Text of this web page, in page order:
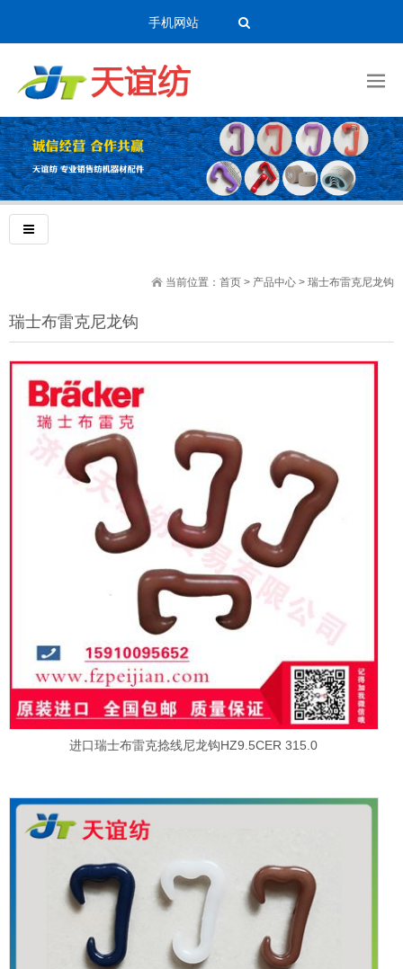
手机网站
当前位置： 首页 > 产品中心 > 瑞士布雷克尼龙钩
瑞士布雷克尼龙钩
进口瑞士布雷克捻线尼龙钩HZ9.5CER 315.0